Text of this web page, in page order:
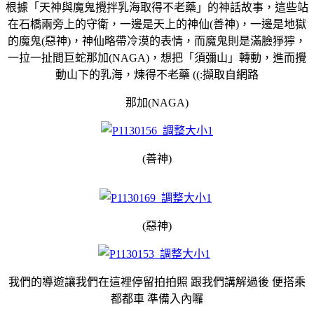
根據「天神與魔鬼攪拌乳海取得不老藥」的神話故事，這些站
在石橋兩旁上的守衛，一邊是天上的神仙(善神)，一邊是地獄
的魔鬼(惡神)，神仙略帶冷漠的表情，而魔鬼則是滿臉猙獰，
一拉一扯間巨蛇那加(NAGA) ，想把「須彌山」轉動，進而攪
動山下的乳海，煉得不老藥 ((:擷取自網路
那加(NAGA)
(善神)
(惡神)
我們的導遊讓我們在這裡停留拍拍照 跟我們講解過後 便搭乘
都都車 準備入內囉